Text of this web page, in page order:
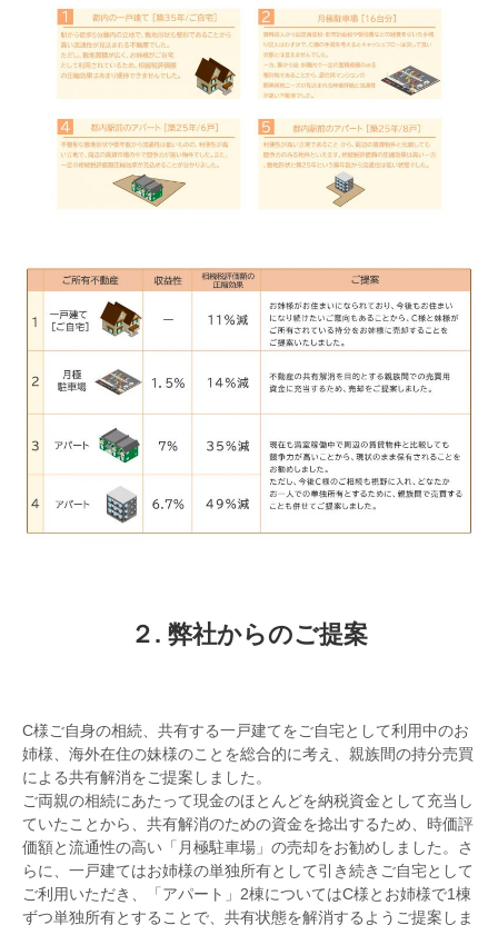
２. 弊社からのご提案
C様ご自身の相続、共有する一戸建てをご自宅として利用中のお
姉様、海外在住の妹様のことを総合的に考え、親族間の持分売買
による共有解消をご提案しました。
ご両親の相続にあたって現金のほとんどを納税資金として充当し
ていたことから、共有解消のための資金を捻出するため、時価評
価額と流通性の高い「月極駐車場」の売却をお勧めしました。さ
らに、一戸建てはお姉様の単独所有として引き続きご自宅として
ご利用いただき、「アパート」2棟についてはC様とお姉様で1棟
ずつ単独所有とすることで、共有状態を解消するようご提案しま